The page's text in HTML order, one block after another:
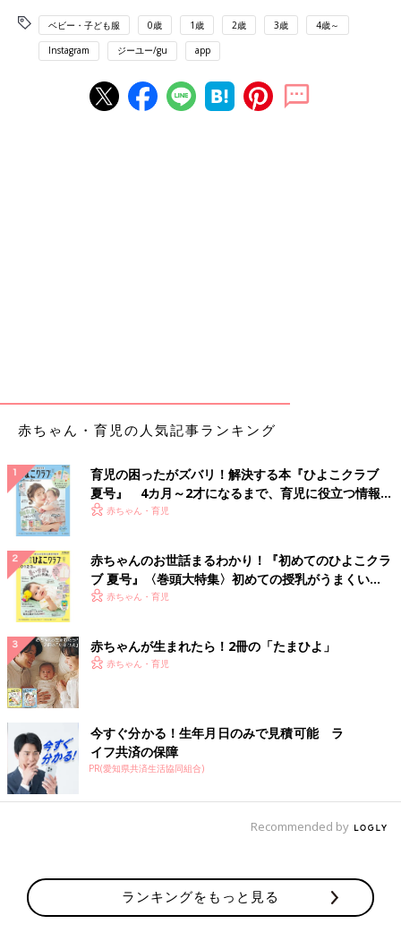
ベビー・子ども服 0歳 1歳 2歳 3歳 4歳～
Instagram ジーユー/gu app
赤ちゃん・育児の人気記事ランキング
育児の困ったがズバリ！解決する本『ひよこクラブ
夏号』 4カ月～2才になるまで、育児に役立つ情報が
いっぱい！
赤ちゃん・育児
赤ちゃんのお世話まるわかり！『初めてのひよこクラ
ブ 夏号』〈巻頭大特集〉初めての授乳がうまくい
く！ おっぱい・ミルクの基本と夏のトラブル 解決テ
赤ちゃん・育児
赤ちゃんが生まれたら！2冊の「たまひよ」
赤ちゃん・育児
今すぐ分かる！生年月日のみで見積可能 ラ
イフ共済の保障
PR(愛知県共済生活協同組合)
Recommended by
ランキングをもっと見る